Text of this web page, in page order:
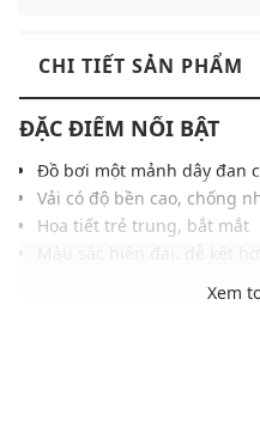
CHI TIẾT SẢN PHẨM
ĐẶC ĐIỂM NỔI BẬT
Đồ bơi một mảnh dây đan
Vải có độ bền cao, chống
Họa tiết trẻ trung, bắt mắt
Xem